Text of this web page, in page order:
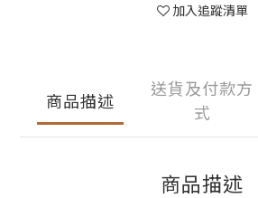
加入追蹤清單
商品描述
送貨及付款方
式
商品描述